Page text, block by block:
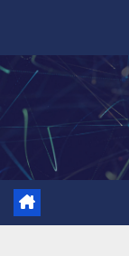
內